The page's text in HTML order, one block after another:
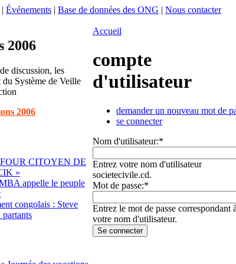
| Événements | Base de données des ONG | Nous contacter
2006
discussion, les
Système de Veille
2006
CITOYEN DE
»
appelle le peuple
congolais : Steve
Accueil
compte
d'utilisateur
demander un nouveau mot de
se connecter
Nom d'utilisateur:*
Entrez votre nom d'utilisateur
societecivile.cd.
Mot de passe:*
Entrez le mot de passe correspondant à
votre nom d'utilisateur.